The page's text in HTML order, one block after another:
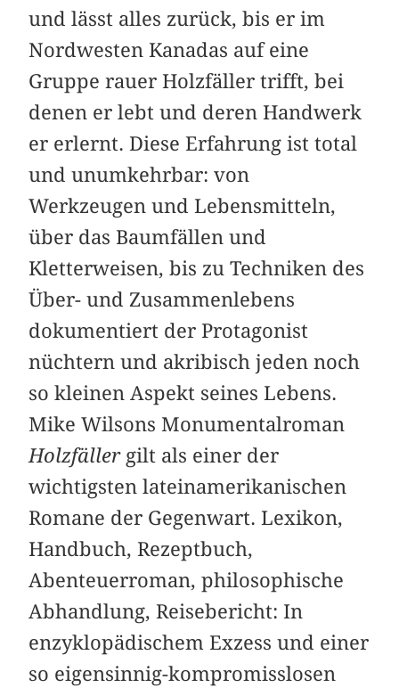
und lässt alles zurück, bis er im
Nordwesten Kanadas auf eine
Gruppe rauer Holzfäller trifft, bei
denen er lebt und deren Handwerk
er erlernt. Diese Erfahrung ist total
und unumkehrbar: von
Werkzeugen und Lebensmitteln,
über das Baumfällen und
Kletterweisen, bis zu Techniken des
Über- und Zusammenlebens
dokumentiert der Protagonist
nüchtern und akribisch jeden noch
so kleinen Aspekt seines Lebens.
Mike Wilsons Monumentalroman
Holzfällergilt als einer der
wichtigsten lateinamerikanischen
Romane der Gegenwart. Lexikon,
Handbuch, Rezeptbuch,
Abenteuerroman, philosophische
Abhandlung, Reisebericht: In
enzyklopädischem Exzess und einer
so eigensinnig-kompromisslosen